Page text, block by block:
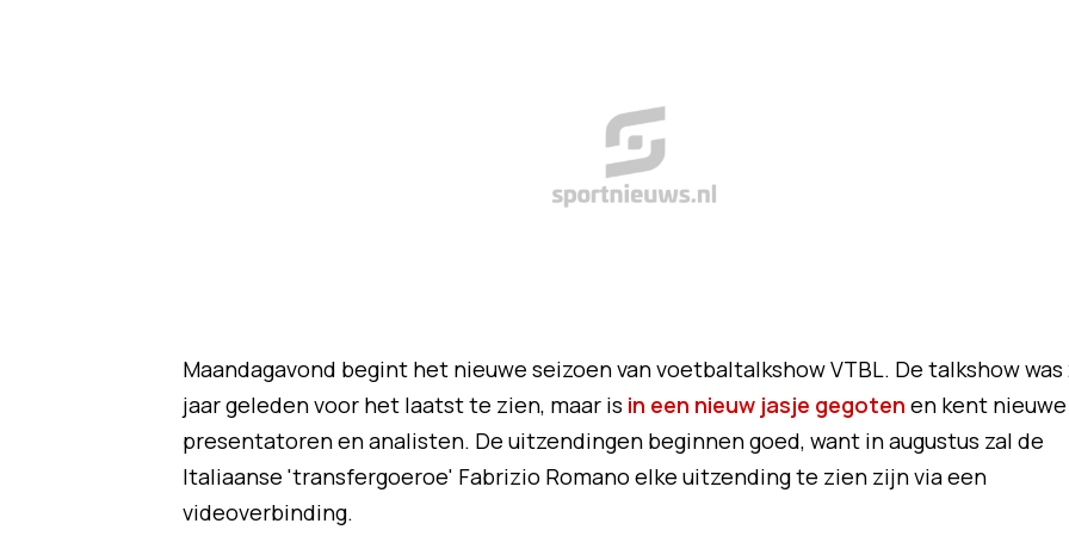
Maandagavond begint het nieuwe seizoen van voetbaltalkshow VTBL. De talkshow was
jaar geleden voor het laatst te zien, maar is in een nieuw jasje gegoten en kent nieuwe
presentatoren en analisten. De uitzendingen beginnen goed, want in augustus zal de
Italiaanse 'transfergoeroe' Fabrizio Romano elke uitzending te zien zijn via een
videoverbinding.